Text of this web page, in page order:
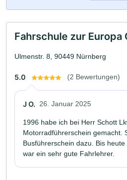
Fahrschule zur Europa
Ulmenstr. 8, 90449 Nürnberg
5.0 (2 Bewertungen)
J O. 26. Januar 2025
1996 habe ich bei Herr Schott
Motorradführerschein gemacht.
Busführerschein dazu. Bis
war ein sehr gute Fahrlehrer.